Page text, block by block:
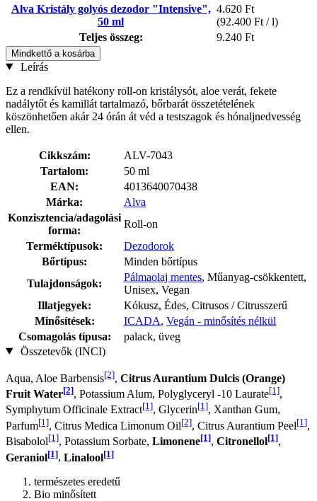
Alva Kristály golyós dezodor "Intensive",
50 ml
4.620 Ft
(92.400 Ft / l)
Teljes összeg:
9.240 Ft
Mindkettő a kosárba
Leírás
Ez a rendkívül hatékony roll-on kristálysót, aloe verát, fekete
nadálytőt és kamillát tartalmazó, bőrbarát összetételének
köszönhetően akár 24 órán át véd a testszagok és hónaljnedvesség
ellen.
Cikkszám:
ALV-7043
Tartalom:
50 ml
EAN:
4013640070438
Márka:
Alva
Konzisztencia/adagolási
forma:
Roll-on
Terméktípusok:
Dezodorok
Bőrtípus:
Minden bőrtípus
Tulajdonságok:
Pálmaolaj mentes, Műanyag-csökkentett,
Unisex, Vegan
Illatjegyek:
Kókusz, Édes, Citrusos / Citrusszerű
Minősítések:
ICADA, Vegán - minősítés nélkül
Csomagolás típusa:
palack, üveg
Összetevők (INCI)
Aqua, Aloe Barbensis[2], Citrus Aurantium Dulcis (Orange)
Fruit Water[2], Potassium Alum, Polyglyceryl -10 Laurate[1],
Symphytum Officinale Extract[1], Glycerin[1], Xanthan Gum,
Parfum[1], Citrus Medica Limonum Oil[2], Citrus Aurantium Peel[1],
Bisabolol[1], Potassium Sorbate, Limonene[1], Citronellol[1],
Geraniol[1], Linalool[1]
természetes eredetű
Bio minősített